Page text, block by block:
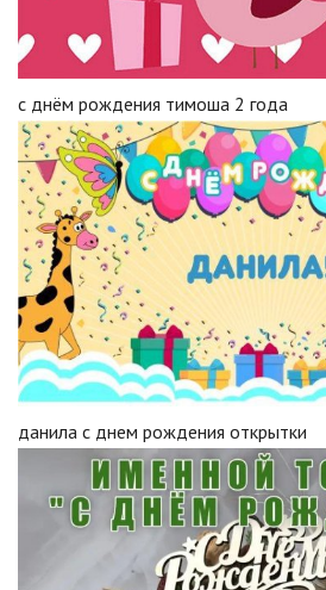
с днём рождения тимоша 2 года
данила с днем рождения открытки